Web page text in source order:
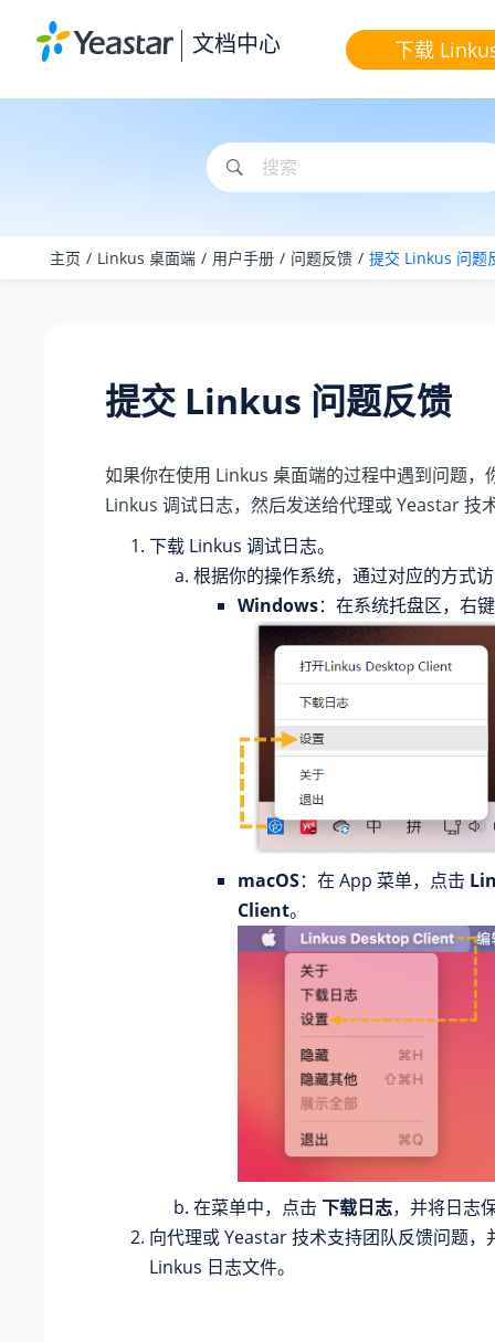
文档中心 下载
主页 Linkus 桌面端 用户手册 问题反馈 提交 Linkus 问题
提交 Linkus 问题反馈
如果你在使用 Linkus 桌面端的过程中遇到问题，
Linkus 调试日志，然后发送给代理或 Yeastar 技
下载 Linkus 调试日志。
根据你的操作系统，通过对应的方式
Windows：在系统托盘区，右
macOS：在 App 菜单，点击
Client。
在菜单中，点击 下载日志，并将日志
向代理或 Yeastar 技术支持团队反馈问题，
Linkus 日志文件。